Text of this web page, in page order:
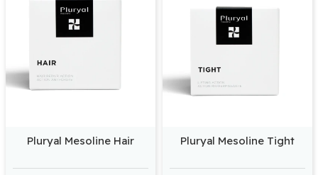
Pluryal Mesoline Tight
Pluryal Mesoline Hair